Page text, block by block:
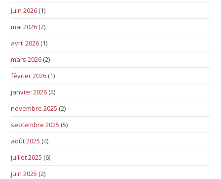
juin 2026 (1)
mai 2026 (2)
avril 2026 (1)
mars 2026 (2)
février 2026 (1)
janvier 2026 (4)
novembre 2025 (2)
septembre 2025 (5)
août 2025 (4)
juillet 2025 (6)
juin 2025 (2)